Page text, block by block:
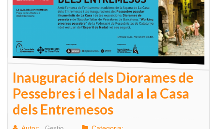
Inauguració dels Diorames de
Pessebres i el Nadal a la Casa
dels Entremesos